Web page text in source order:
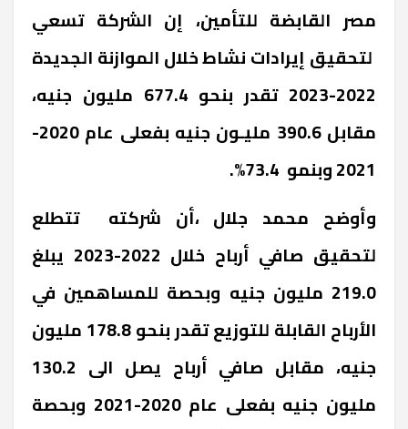
مصر القابضة للتأمين، إن الشركة تسعي
لتحقيق إيرادات نشاط خلال الموازنة الجديدة
2022-2023 تقدر بنحو 677.4 مليون جنيه،
مقابل 390.6 مليـون جنيه بفعلى عام 2020-
2021 وبنمو 73.4%.
وأوضح محمد جلال ،أن شركته تتطلع
لتحقيق صافي أرباح خلال 2022-2023 يبلغ
219.0 مليون جنيه وبحصة للمساهمين في
الأرباح القابلة للتوزيع تقدر بنحو 178.8 مليون
جنيه، مقابل صافي أرباح يصل الى 130.2
مليون جنيه بفعلى عام 2020-2021 وبحصة